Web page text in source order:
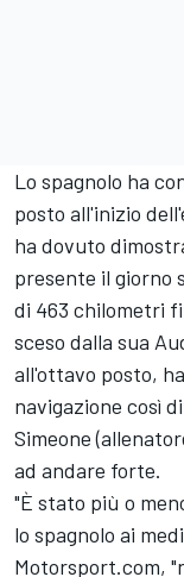
Lo spagnolo ha
posto all'inizio
ha dovuto
presente il giorno
di 463 chilometri
sceso dalla sua
all'ottavo posto,
navigazione così
Simeone
ad andare forte.
"È stato più o
lo spagnolo ai
Motorsport.com,